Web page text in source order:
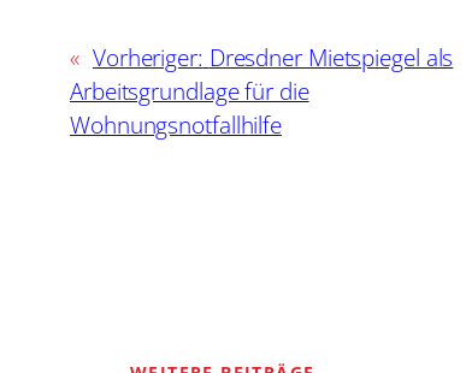
« Vorheriger: Dresdner Mietspiegel als
Arbeitsgrundlage für die
Wohnungsnotfallhilfe